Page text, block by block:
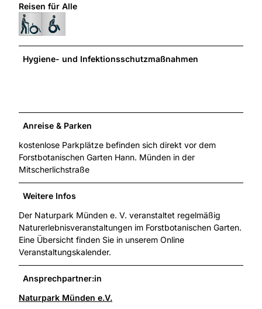
Reisen für Alle
Hygiene- und Infektionsschutzmaßnahmen
Anreise & Parken
kostenlose Parkplätze befinden sich direkt vor dem
Forstbotanischen Garten Hann. Münden in der
Mitscherlichstraße
Weitere Infos
Der Naturpark Münden e. V. veranstaltet regelmäßig
Naturerlebnisveranstaltungen im Forstbotanischen Garten.
Eine Übersicht finden Sie in unserem Online
Veranstaltungskalender.
Ansprechpartner:in
Naturpark Münden e.V.